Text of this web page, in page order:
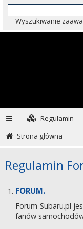
Wyszukiwanie
Regulamin
Strona główna
Regulamin
FORUM.
Forum-Subaru.pl
fanów